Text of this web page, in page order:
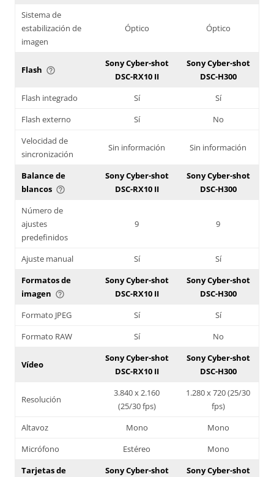
Sistema de
estabilización de
imagen
Óptico Óptico
Flash help_outline
Sony Cyber-shot
DSC-RX10 II
Sony Cyber-shot
DSC-H300
Flash integrado
Sí
Sí
Flash externo
Sí
No
Velocidad de
sincronización
Sin información Sin información
Balance de
blancos help_outline
Sony Cyber-shot
DSC-RX10 II
Sony Cyber-shot
DSC-H300
Número de
ajustes
predefinidos
9 9
Ajuste manual Sí
Sí
Formatos de
imagen help_outline
Sony Cyber-shot
DSC-RX10 II
Sony Cyber-shot
DSC-H300
Formato JPEG
Sí
Sí
Formato RAW
Sí No
Vídeo
Sony Cyber-shot
DSC-RX10 II
Sony Cyber-shot
DSC-H300
Resolución
3.840 x 2.160
(25/30 fps)
1.280 x 720 (25/30
fps)
Altavoz
Mono
Mono
Micrófono
Estéreo
Mono
Tarjetas de
Sony Cyber-shot
Sony Cyber-shot